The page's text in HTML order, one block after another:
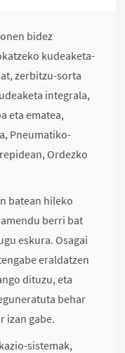
bidez
kudeaketa-
zerbitzu-sorta
integrala,
eta ematea,
Pneumatiko-
Ordezko
batean hileko
berri bat
eskura. Osagai
eraldatzen
dituzu, eta
behar
izan gabe.
sistemak,